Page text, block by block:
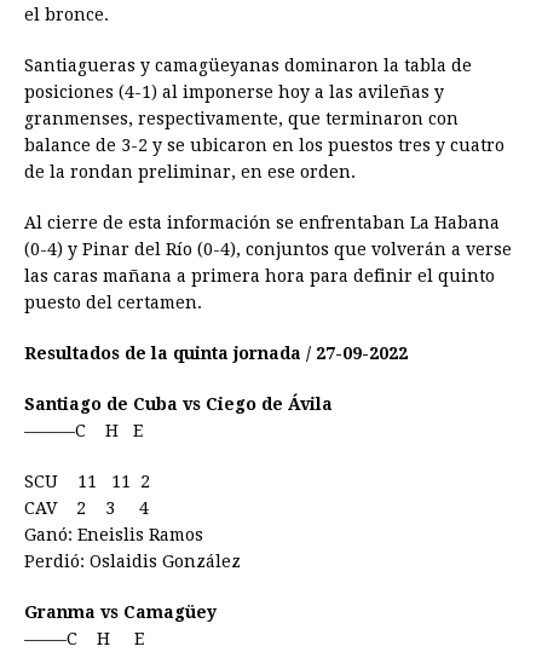
el bronce.
Santiagueras y camagüeyanas dominaron la tabla de
posiciones (4-1) al imponerse hoy a las avileñas y
granmenses, respectivamente, que terminaron con
balance de 3-2 y se ubicaron en los puestos tres y cuatro
de la rondan preliminar, en ese orden.
Al cierre de esta información se enfrentaban La Habana
(0-4) y Pinar del Río (0-4), conjuntos que volverán a verse
las caras mañana a primera hora para definir el quinto
puesto del certamen.
Resultados de la quinta jornada / 27-09-2022
Santiago de Cuba vs Ciego de Ávila
———C H E
SCU 11 11 2
CAV 2 3 4
Ganó: Eneislis Ramos
Perdió: Oslaidis González
Granma vs Camagüey
——–C H E